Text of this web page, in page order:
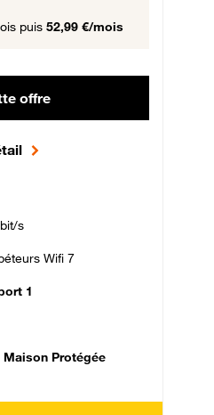
puis 52,99 €/mois
offre
s
Wifi 7
1
Maison Protégée